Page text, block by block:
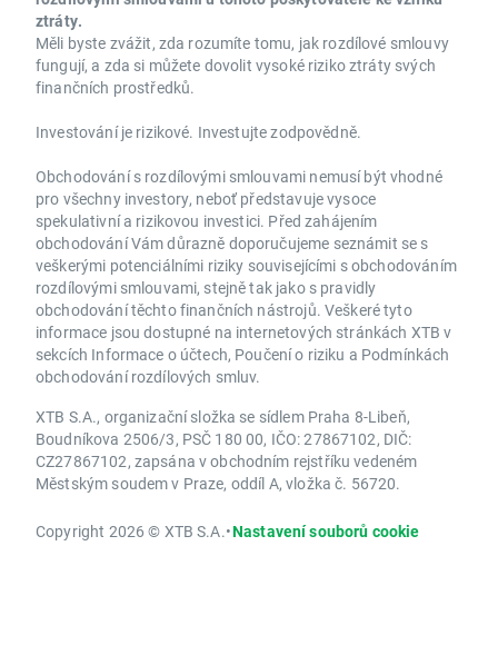
ztráty.
Měli byste zvážit, zda rozumíte tomu, jak rozdílové smlouvy
fungují, a zda si můžete dovolit vysoké riziko ztráty svých
finančních prostředků.
Investování je rizikové. Investujte zodpovědně.
Obchodování s rozdílovými smlouvami nemusí být vhodné
pro všechny investory, neboť představuje vysoce
spekulativní a rizikovou investici. Před zahájením
obchodování Vám důrazně doporučujeme seznámit se s
veškerými potenciálními riziky souvisejícími s obchodováním
rozdílovými smlouvami, stejně tak jako s pravidly
obchodování těchto finančních nástrojů. Veškeré tyto
informace jsou dostupné na internetových stránkách XTB v
sekcích Informace o účtech, Poučení o riziku a Podmínkách
obchodování rozdílových smluv.
XTB S.A., organizační složka se sídlem Praha 8-Libeň,
Boudníkova 2506/3, PSČ 180 00, IČO: 27867102, DIČ:
CZ27867102, zapsána v obchodním rejstříku vedeném
Městským soudem v Praze, oddíl A, vložka č. 56720.
Copyright 2026 © XTB S.A.•Nastavení souborů cookie